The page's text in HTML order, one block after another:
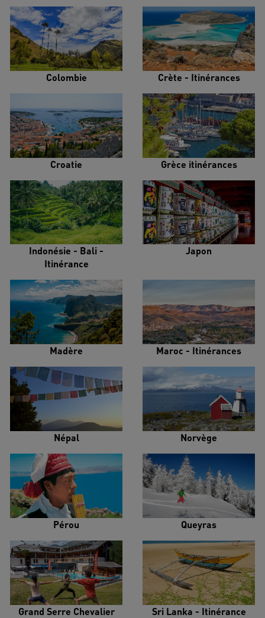
Colombie Crète - Itinérances
Croatie Grèce itinérances
Indonésie - Bali -
Itinérance
Japon
Madère Maroc - Itinérances
Népal Norvège
Pérou Queyras
Grand Serre Chevalier Sri Lanka - Itinérance